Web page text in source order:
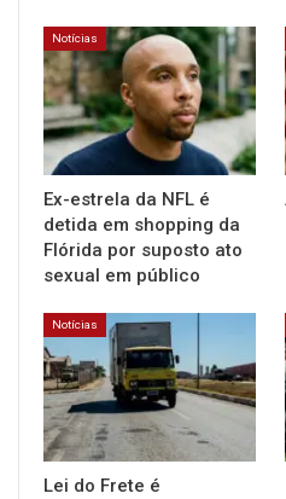
Notícias
Ex-estrela da NFL é
detida em shopping da
Flórida por suposto ato
sexual em público
Notícias
Lei do Frete é